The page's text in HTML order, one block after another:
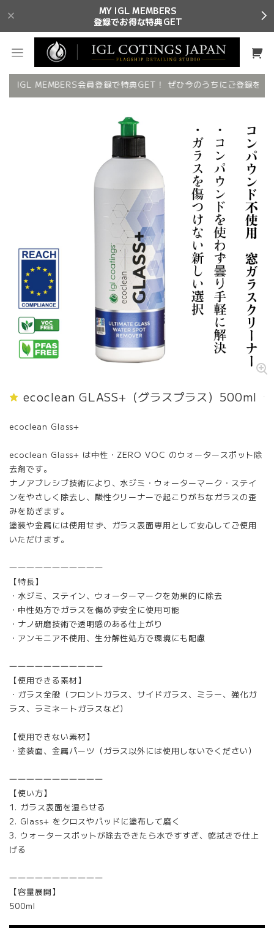
MY IGL MEMBERS
登録でお得な特典GET
IGL MEMBERS会員登録で特典GET！ ぜひ今のうちにご登録を✨
ecoclean GLASS+（グラスプラス）500ml
ecoclean Glass+
ecoclean Glass+ は中性・ZERO VOC のウォータースポット除
去剤です。
ナノアブレシブ技術により、水ジミ・ウォーターマーク・ステイ
ンをやさしく除去し、酸性クリーナーで起こりがちなガラスの歪
みを防ぎます。
塗装や金属には使用せず、ガラス表面専用として安心してご使用
いただけます。
―――――――――――
【特長】
・水ジミ、ステイン、ウォーターマークを効果的に除去
・中性処方でガラスを傷めず安全に使用可能
・ナノ研磨技術で透明感のある仕上がり
・アンモニア不使用、生分解性処方で環境にも配慮
―――――――――――
【使用できる素材】
・ガラス全般（フロントガラス、サイドガラス、ミラー、強化ガ
ラス、ラミネートガラスなど）
【使用できない素材】
・塗装面、金属パーツ（ガラス以外には使用しないでください）
―――――――――――
【使い方】
1. ガラス表面を湿らせる
2. Glass+ をクロスやパッドに塗布して磨く
3. ウォータースポットが除去できたら水ですすぎ、乾拭きで仕上
げる
―――――――――――
【容量展開】
500ml